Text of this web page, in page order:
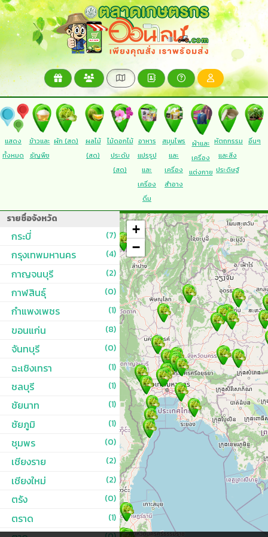
แสดง
ทั้งหมด
ข้าวและ
ธัญพืช
ผัก (สด)
ผลไม้
(สด)
ไม้ดอกไม้
ประดับ
(สด)
อาหาร
แปรรูป
และ
เครื่อง
ดื่ม
สมุนไพร
และ
เครื่อง
สำอาง
ผ้าและ
เครื่อง
แต่งกาย
หัตถกรรม
และสิ่ง
ประดิษฐ์
อื่นๆ
รายชื่อจังหวัด
(7)
กระบี่
(4)
กรุงเทพมหานคร
(2)
กาญจนบุรี
(0)
กาฬสินธุ์
(1)
กำแพงเพชร
(8)
ขอนแก่น
(0)
จันทบุรี
(1)
ฉะเชิงเทรา
(1)
ชลบุรี
(1)
ชัยนาท
(1)
ชัยภูมิ
(0)
ชุมพร
(2)
เชียงราย
(2)
เชียงใหม่
(0)
ตรัง
(1)
ตราด
+
−